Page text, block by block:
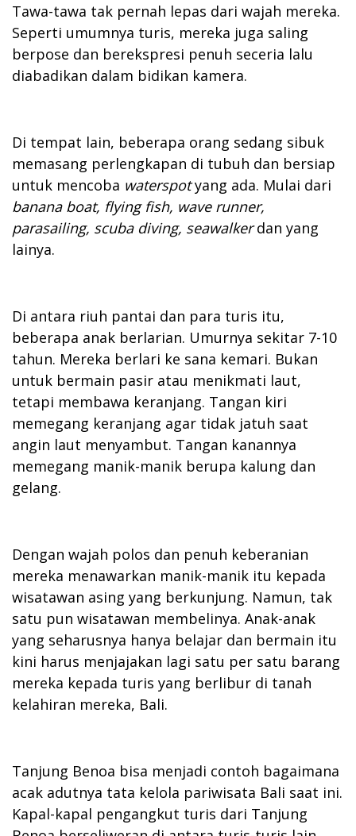
Tawa-tawa tak pernah lepas dari wajah mereka.
Seperti umumnya turis, mereka juga saling
berpose dan berekspresi penuh seceria lalu
diabadikan dalam bidikan kamera.
Di tempat lain, beberapa orang sedang sibuk
memasang perlengkapan di tubuh dan bersiap
untuk mencoba waterspotyang ada. Mulai dari
banana boat, flying fish, wave runner,
parasailing, scuba diving, seawalkerdan yang
lainya.
Di antara riuh pantai dan para turis itu,
beberapa anak berlarian. Umurnya sekitar 7-10
tahun. Mereka berlari ke sana kemari. Bukan
untuk bermain pasir atau menikmati laut,
tetapi membawa keranjang. Tangan kiri
memegang keranjang agar tidak jatuh saat
angin laut menyambut. Tangan kanannya
memegang manik-manik berupa kalung dan
gelang.
Dengan wajah polos dan penuh keberanian
mereka menawarkan manik-manik itu kepada
wisatawan asing yang berkunjung. Namun, tak
satu pun wisatawan membelinya. Anak-anak
yang seharusnya hanya belajar dan bermain itu
kini harus menjajakan lagi satu per satu barang
mereka kepada turis yang berlibur di tanah
kelahiran mereka, Bali.
Tanjung Benoa bisa menjadi contoh bagaimana
acak adutnya tata kelola pariwisata Bali saat ini.
Kapal-kapal pengangkut turis dari Tanjung